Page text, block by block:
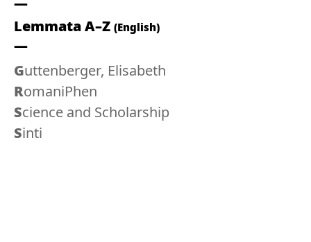
Lemmata A–Z (English)
Guttenberger, Elisabeth
RomaniPhen
Science and Scholarship
Sinti